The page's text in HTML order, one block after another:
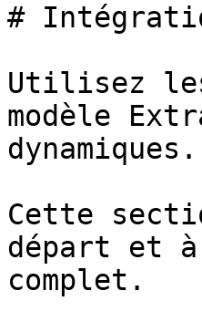
#
Utilisez les
modèle
dynamiques.
Cette
départ et
complet.